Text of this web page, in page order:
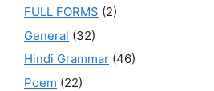
FULL FORMS (2)
General (32)
Hindi Grammar (46)
Poem (22)